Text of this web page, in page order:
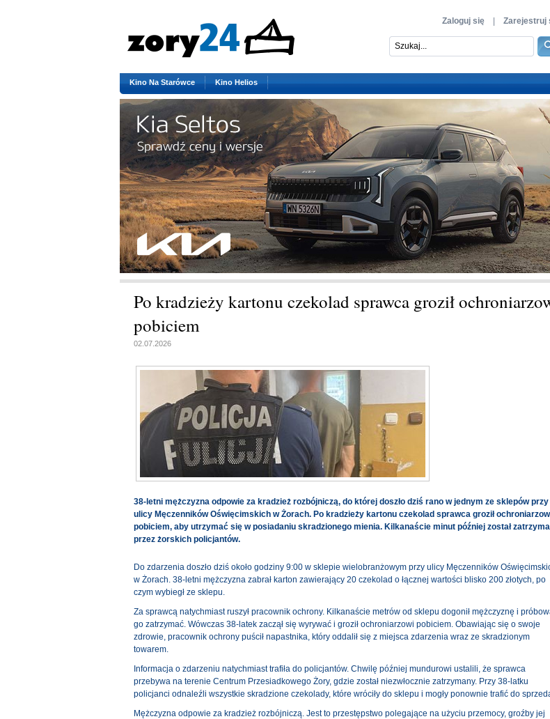
Zaloguj się Zarejestruj
Kino Na Starówce Kino Helios
Po kradzieży kartonu czekolad sprawca groził
pobiciem
02.07.2026
38-letni mężczyzna odpowie za kradzież rozbójniczą, do której doszło dziś rano w jednym ze sklepów przy
ulicy Męczenników Oświęcimskich w Żorach. Po kradzieży kartonu czekolad sprawca groził
pobiciem, aby utrzymać się w posiadaniu skradzionego mienia. Kilkanaście minut później został
przez żorskich policjantów.
Do zdarzenia doszło dziś około godziny 9:00 w sklepie wielobranżowym przy ulicy Męczenników
w Żorach. 38-letni mężczyzna zabrał karton zawierający 20 czekolad o łącznej wartości blisko 200 złotych, po
czym wybiegł ze sklepu.
Za sprawcą natychmiast ruszył pracownik ochrony. Kilkanaście metrów od sklepu dogonił mężczyznę i
go zatrzymać. Wówczas 38-latek zaczął się wyrywać i groził ochroniarzowi pobiciem. Obawiając się o swoje
zdrowie, pracownik ochrony puścił napastnika, który oddalił się z miejsca zdarzenia wraz ze skradzionym
towarem.
Informacja o zdarzeniu natychmiast trafiła do policjantów. Chwilę później mundurowi ustalili, że sprawca
przebywa na terenie Centrum Przesiadkowego Żory, gdzie został niezwłocznie zatrzymany. Przy 38-latku
policjanci odnaleźli wszystkie skradzione czekolady, które wróciły do sklepu i mogły ponownie trafić do
Mężczyzna odpowie za kradzież rozbójniczą. Jest to przestępstwo polegające na użyciu przemocy, groźby jej